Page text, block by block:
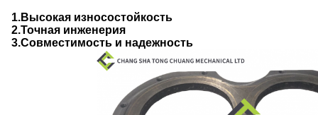
1.Высокая износостойкость
2.Точная инженерия
3.Совместимость и надежность